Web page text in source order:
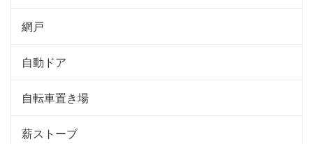
網戸
自動ドア
自転車置き場
薪ストーブ